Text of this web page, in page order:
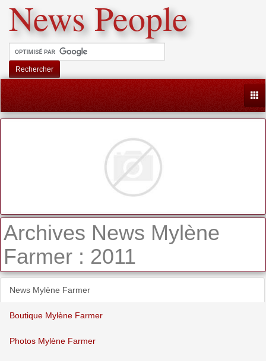
News People
Rechercher
Archives News Mylène
Farmer : 2011
News Mylène Farmer
Boutique Mylène Farmer
Photos Mylène Farmer